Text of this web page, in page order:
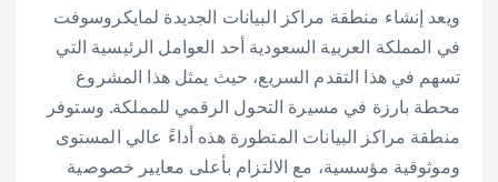
ويعد إنشاء منطقة مراكز البيانات الجديدة لمايكروسوفت
في المملكة العربية السعودية أحد العوامل الرئيسية التي
تسهم في هذا التقدم السريع، حيث يمثل هذا المشروع
محطة بارزة في مسيرة التحول الرقمي للمملكة. وستوفر
منطقة مراكز البيانات المتطورة هذه أداءً عالي المستوى
وموثوقية مؤسسية، مع الالتزام بأعلى معايير خصوصية